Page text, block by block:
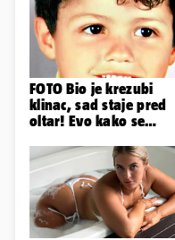
FOTO Bio je krezubi
klinac, sad staje pred
oltar! Evo kako se
najvećih...